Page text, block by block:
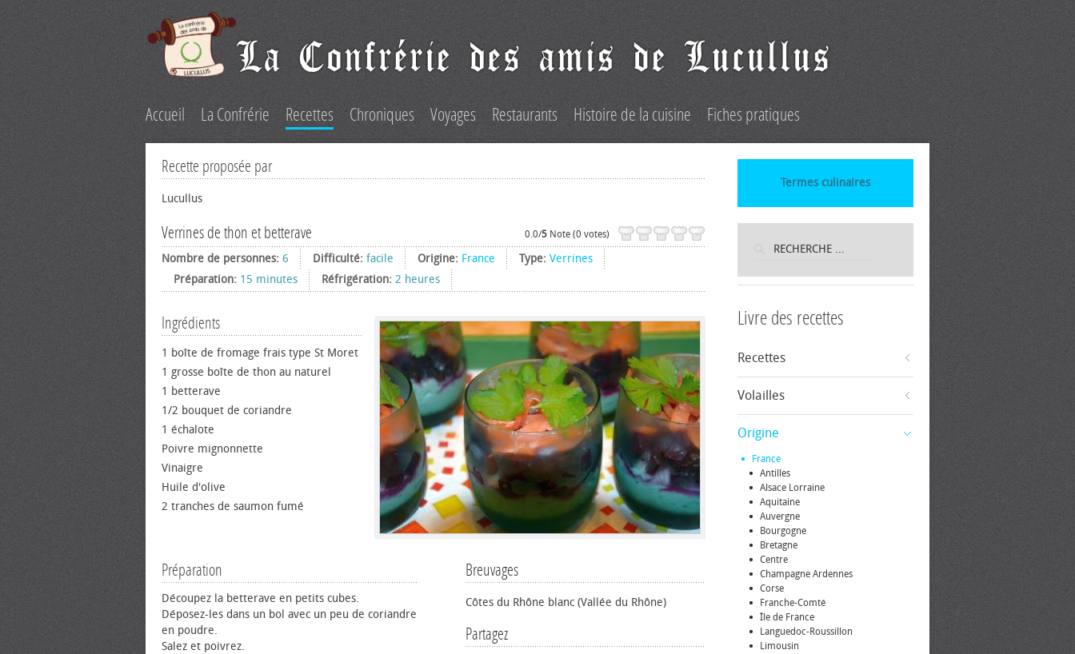
Accueil La Confrérie Recettes Chroniques Voyages Restaurants Histoire de la cuisine Fiches pratiques
Recette proposée par
Lucullus
Verrines de thon et betterave 0.0/5 Note (0 votes)
Nombre de personnes: 6 Difficulté: facile Origine: France Type: Verrines
Préparation: 15 minutes Réfrigération: 2 heures
Ingrédients
1 boîte de fromage frais type St Moret
1 grosse boîte de thon au naturel
1 betterave
1/2 bouquet de coriandre
1 échalote
Poivre mignonnette
Vinaigre
Huile d'olive
2 tranches de saumon fumé
Breuvages
Côtes du Rhône blanc (Vallée du Rhône)
Partagez
Préparation
Découpez la betterave en petits cubes.
Déposez-les dans un bol avec un peu de coriandre
en poudre.
Salez et poivrez.
Termes culinaires
Livre des recettes
Recettes
Volailles
Origine
France
Antilles
Alsace Lorraine
Aquitaine
Auvergne
Bourgogne
Bretagne
Centre
Champagne Ardennes
Corse
Franche-Comté
Île de France
Languedoc-Roussillon
Limousin